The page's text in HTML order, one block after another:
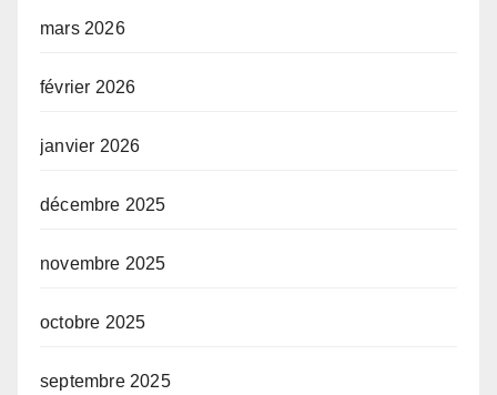
mars 2026
février 2026
janvier 2026
décembre 2025
novembre 2025
octobre 2025
septembre 2025